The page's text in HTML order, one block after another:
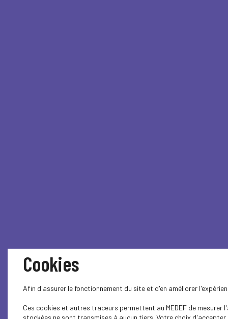
Cookies
Afin d'assurer le fonctionnement du site et d'en améliorer
Ces cookies et autres traceurs permettent au MEDEF de
stockées ne sont transmises à aucun tiers. Votre choix